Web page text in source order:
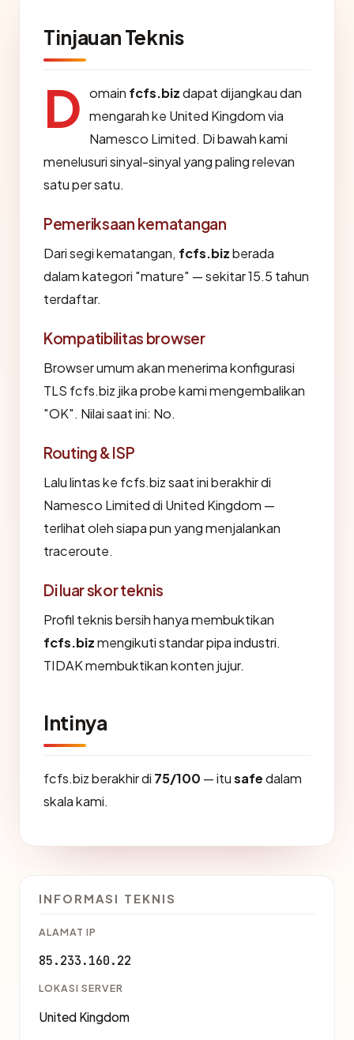
Tinjauan Teknis
D omain fcfs.bizdapat dijangkau dan
mengarah ke United Kingdom via
Namesco Limited. Di bawah kami
menelusuri sinyal-sinyal yang paling relevan
satu per satu.
Pemeriksaan kematangan
Dari segi kematangan, fcfs.bizberada
dalam kategori "mature" — sekitar 15.5 tahun
terdaftar.
Kompatibilitas browser
Browser umum akan menerima konfigurasi
TLS fcfs.biz jika probe kami mengembalikan
"OK". Nilai saat ini: No.
Routing & ISP
Lalu lintas ke fcfs.biz saat ini berakhir di
Namesco Limited di United Kingdom —
terlihat oleh siapa pun yang menjalankan
traceroute.
Di luar skor teknis
Profil teknis bersih hanya membuktikan
fcfs.bizmengikuti standar pipa industri.
TIDAK membuktikan konten jujur.
Intinya
fcfs.biz berakhir di 75/100 — itusafedalam
skala kami.
INFORMASI TEKNIS
ALAMAT IP
85.233.160.22
LOKASI SERVER
United Kingdom